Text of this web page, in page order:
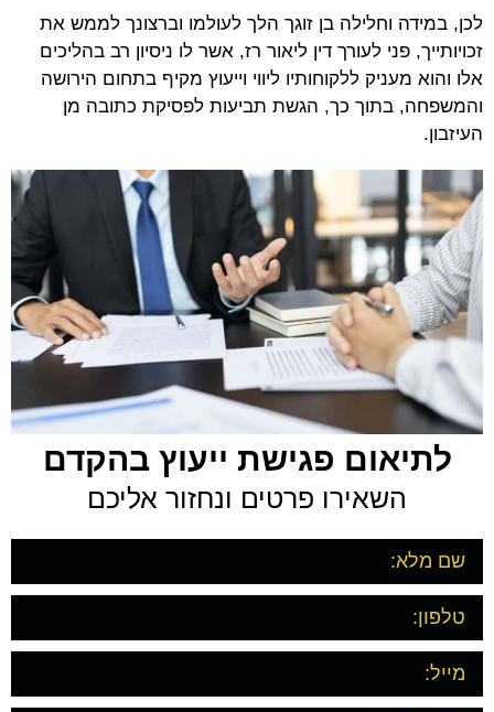
​לכן, במידה וחלילה בן זוגך הלך לעולמו וברצונך לממש את
זכויותייך, פני לעורך דין ליאור רז, אשר לו ניסיון רב בהליכים
אלו והוא מעניק ללקוחותיו ליווי וייעוץ מקיף בתחום הירושה
והמשפחה, בתוך כך, הגשת תביעות לפסיקת כתובה מן
העיזבון.
לתיאום פגישת ייעוץ בהקדם
השאירו פרטים ונחזור אליכם